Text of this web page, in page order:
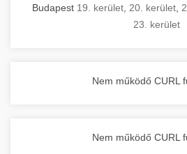
Budapest 19. kerület 20. kerület
23. kerület
Nem működő CURL
Nem működő CURL